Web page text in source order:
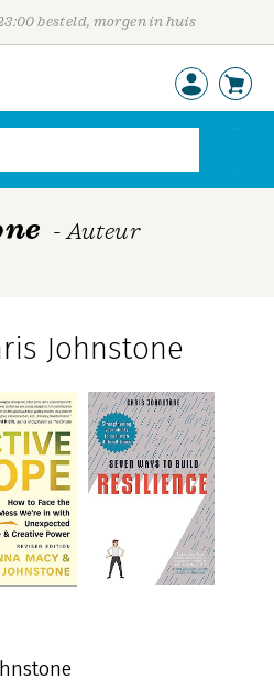
besteld, morgen in huis
- Auteur
Johnstone